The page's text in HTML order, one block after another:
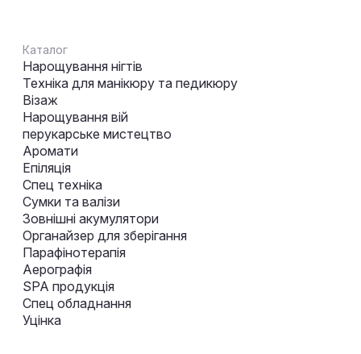
Каталог
Нарощування нігтів
Техніка для манікюру та педикюру
Візаж
Нарощування вій
перукарське мистецтво
Аромати
Епіляція
Спец техніка
Сумки та валізи
Зовнішні акумулятори
Органайзер для зберігання
Парафінотерапія
Аерографія
SPA продукція
Спец обладнання
Уцінка